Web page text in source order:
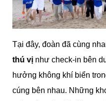
Tại đây, đoàn đã cùng
thú vị như check-in bên
hưởng không khí biển
cúng bên nhau. Những